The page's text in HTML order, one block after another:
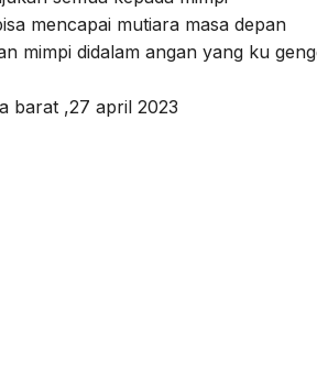
mencapai mutiara masa depan
mimpi didalam angan yang ku
barat ,27 april 2023